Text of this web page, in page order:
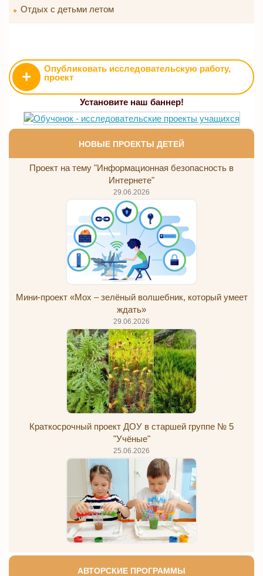
Отдых с детьми летом
+
Опубликовать исследовательскую работу,
проект
Установите наш баннер!
НОВЫЕ ПРОЕКТЫ ДЕТЕЙ
Проект на тему "Информационная безопасность в
Интернете"
29.06.2026
Мини-проект «Мох – зелёный волшебник, который умеет
ждать»
29.06.2026
Краткосрочный проект ДОУ в старшей группе № 5
"Учёные"
25.06.2026
АВТОРСКИЕ ПРОГРАММЫ